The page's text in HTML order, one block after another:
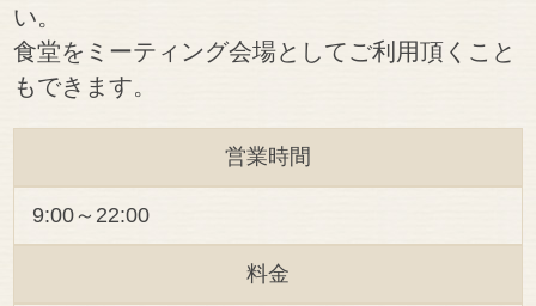
い。
食堂をミーティング会場としてご利用頂くこと
もできます。
営業時間
9:00～22:00
料金